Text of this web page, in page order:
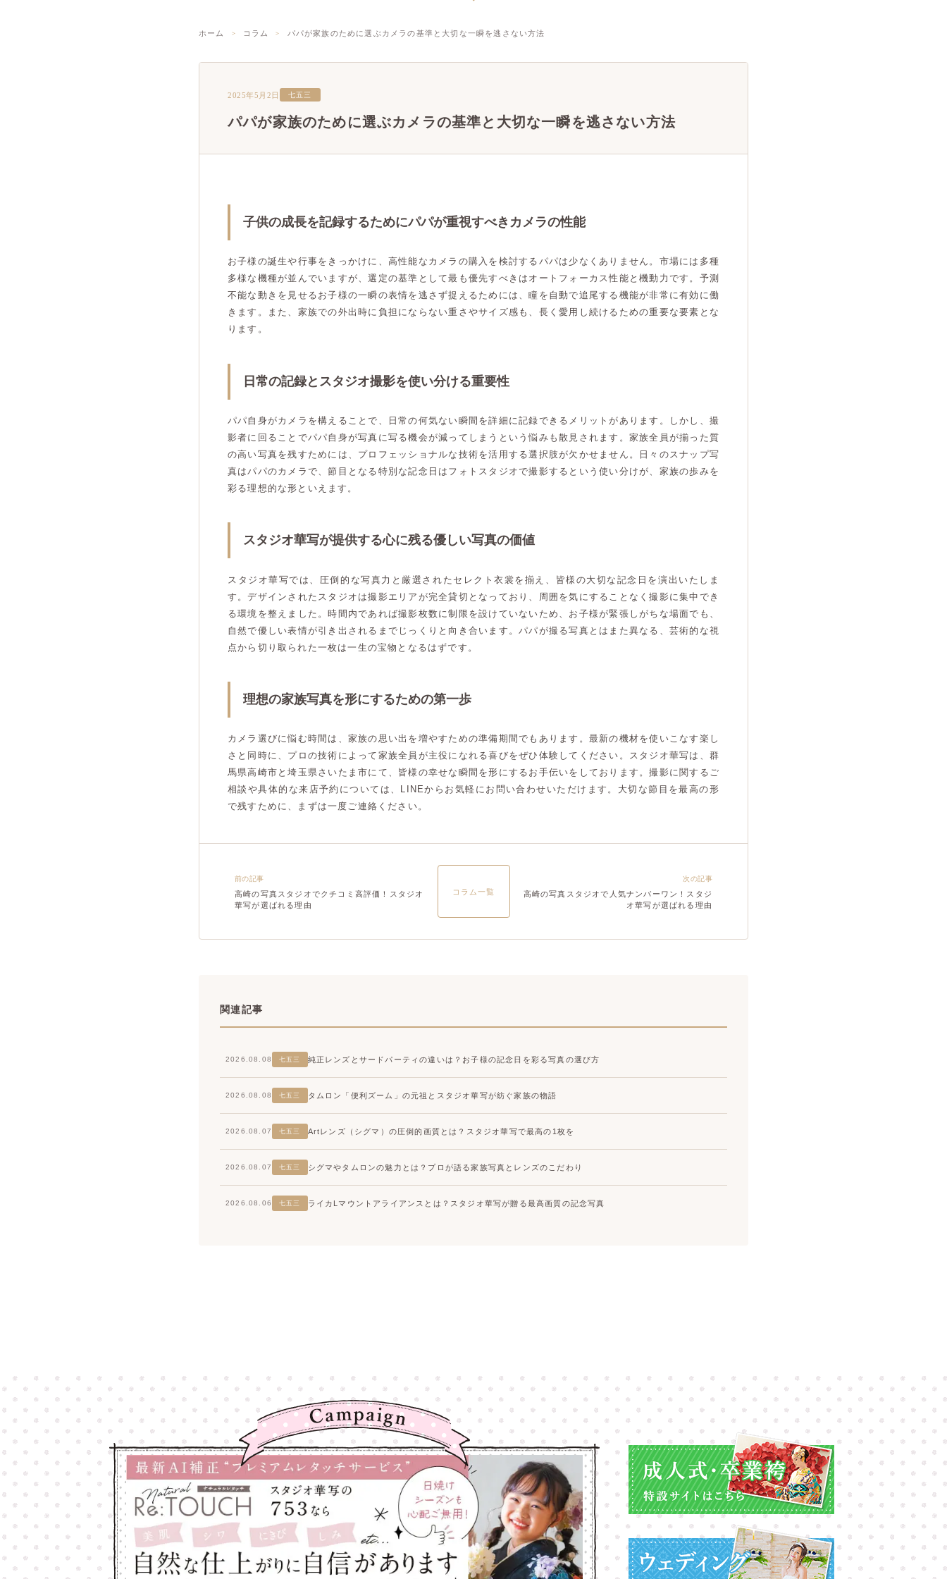
ホーム コラム パパが家族のために選ぶカメラの基準と大切な一瞬を逃さない方法
2025年5月2日 七五三
パパが家族のために選ぶカメラの基準と大切な一瞬を逃さない方法
子供の成長を記録するためにパパが重視すべきカメラの性能
お子様の誕生や行事をきっかけに、高性能なカメラの購入を検討するパパは少なくありません。市場には多種
多様な機種が並んでいますが、選定の基準として最も優先すべきはオートフォーカス性能と機動力です。予測
不能な動きを見せるお子様の一瞬の表情を逃さず捉えるためには、瞳を自動で追尾する機能が非常に有効に働
きます。また、家族での外出時に負担にならない重さやサイズ感も、長く愛用し続けるための重要な要素とな
ります。
日常の記録とスタジオ撮影を使い分ける重要性
パパ自身がカメラを構えることで、日常の何気ない瞬間を詳細に記録できるメリットがあります。しかし、撮
影者に回ることでパパ自身が写真に写る機会が減ってしまうという悩みも散見されます。家族全員が揃った質
の高い写真を残すためには、プロフェッショナルな技術を活用する選択肢が欠かせません。日々のスナップ写
真はパパのカメラで、節目となる特別な記念日はフォトスタジオで撮影するという使い分けが、家族の歩みを
彩る理想的な形といえます。
スタジオ華写が提供する心に残る優しい写真の価値
スタジオ華写では、圧倒的な写真力と厳選されたセレクト衣裳を揃え、皆様の大切な記念日を演出いたしま
す。デザインされたスタジオは撮影エリアが完全貸切となっており、周囲を気にすることなく撮影に集中でき
る環境を整えました。時間内であれば撮影枚数に制限を設けていないため、お子様が緊張しがちな場面でも、
自然で優しい表情が引き出されるまでじっくりと向き合います。パパが撮る写真とはまた異なる、芸術的な視
点から切り取られた一枚は一生の宝物となるはずです。
理想の家族写真を形にするための第一歩
カメラ選びに悩む時間は、家族の思い出を増やすための準備期間でもあります。最新の機材を使いこなす楽し
さと同時に、プロの技術によって家族全員が主役になれる喜びをぜひ体験してください。スタジオ華写は、群
馬県高崎市と埼玉県さいたま市にて、皆様の幸せな瞬間を形にするお手伝いをしております。撮影に関するご
相談や具体的な来店予約については、LINEからお気軽にお問い合わせいただけます。大切な節目を最高の形
で残すために、まずは一度ご連絡ください。
前の記事
高崎の写真スタジオでクチコミ高評価！スタジオ
華写が選ばれる理由
コラム一覧
次の記事
高崎の写真スタジオで人気ナンバーワン！スタジ
オ華写が選ばれる理由
関連記事
2026.08.08 七五三 純正レンズとサードパーティの違いは？お子様の記念日を彩る写真の選び方
2026.08.08 七五三 タムロン「便利ズーム」の元祖とスタジオ華写が紡ぐ家族の物語
2026.08.07 七五三 Artレンズ（シグマ）の圧倒的画質とは？スタジオ華写で最高の1枚を
2026.08.07 七五三 シグマやタムロンの魅力とは？プロが語る家族写真とレンズのこだわり
2026.08.06 七五三 ライカLマウントアライアンスとは？スタジオ華写が贈る最高画質の記念写真